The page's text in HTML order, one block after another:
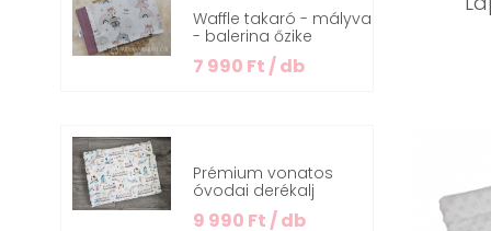
Waffle takaró - mályva
- balerina őzike
7 990 Ft / db
Prémium vonatos
óvodai derékalj
9 990 Ft / db